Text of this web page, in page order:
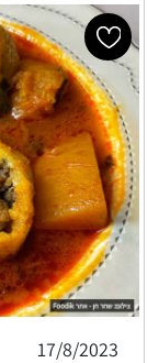
17/8/2023